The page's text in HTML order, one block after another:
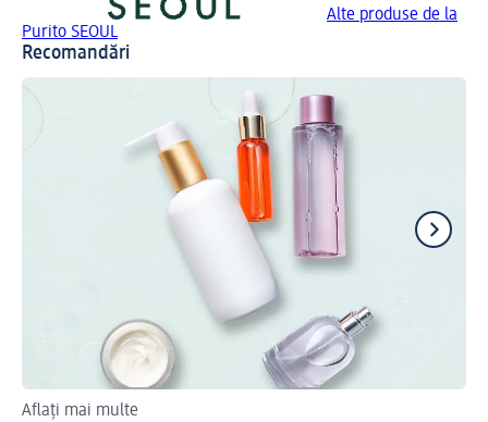
Alte produse de la
Purito SEOUL
Recomandări
Aflați mai multe